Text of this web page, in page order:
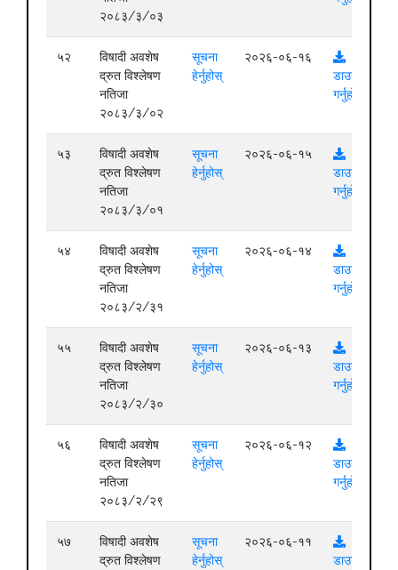
२०८३/३/०३
५२
विषादी अवशेष
द्रुत विश्लेषण
नतिजा
२०८३/३/०२
सूचना
हेर्नुहोस्
२०२६-०६-१६
डाउनलोड
गर्नुहोस्
५३
विषादी अवशेष
द्रुत विश्लेषण
नतिजा
२०८३/३/०१
सूचना
हेर्नुहोस्
२०२६-०६-१५
डाउनलोड
गर्नुहोस्
५४
विषादी अवशेष
द्रुत विश्लेषण
नतिजा
२०८३/२/३१
सूचना
हेर्नुहोस्
२०२६-०६-१४
डाउनलोड
गर्नुहोस्
५५
विषादी अवशेष
द्रुत विश्लेषण
नतिजा
२०८३/२/३०
सूचना
हेर्नुहोस्
२०२६-०६-१३
डाउनलोड
गर्नुहोस्
५६
विषादी अवशेष
द्रुत विश्लेषण
नतिजा
२०८३/२/२९
सूचना
हेर्नुहोस्
२०२६-०६-१२
डाउनलोड
गर्नुहोस्
५७
विषादी अवशेष
द्रुत विश्लेषण
सूचना
हेर्नुहोस्
२०२६-०६-११
डाउनलोड